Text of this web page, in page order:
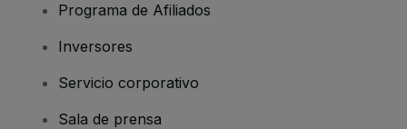
Programa de Afiliados
Inversores
Servicio corporativo
Sala de prensa